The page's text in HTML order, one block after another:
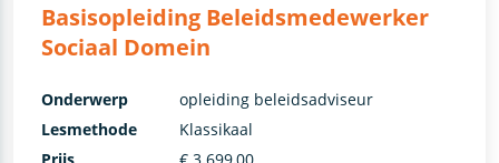
Basisopleiding Beleidsmedewerker
Sociaal Domein
Onderwerp
opleiding beleidsadviseur
Lesmethode
Klassikaal